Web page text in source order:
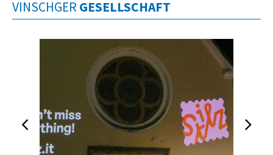
VINSCHGER GESELLSCHAFT